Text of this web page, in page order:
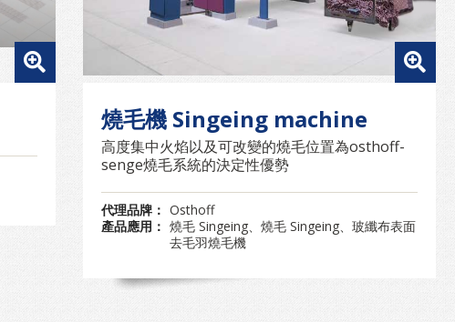
燒毛機 Singeing machine
高度集中火焰以及可改變的燒毛位置為osthoff-
senge燒毛系統的決定性優勢
代理品牌： Osthoff
產品應用： 燒毛 Singeing、燒毛 Singeing、玻纖布表面
去毛羽燒毛機